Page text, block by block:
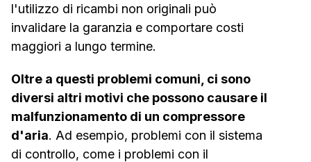
l'utilizzo di ricambi non originali può
invalidare la garanzia e comportare costi
maggiori a lungo termine.
Oltre a questi problemi comuni, ci sono
diversi altri motivi che possono causare il
malfunzionamento di un compressore
d'aria. Ad esempio, problemi con il sistema
di controllo, come i problemi con il